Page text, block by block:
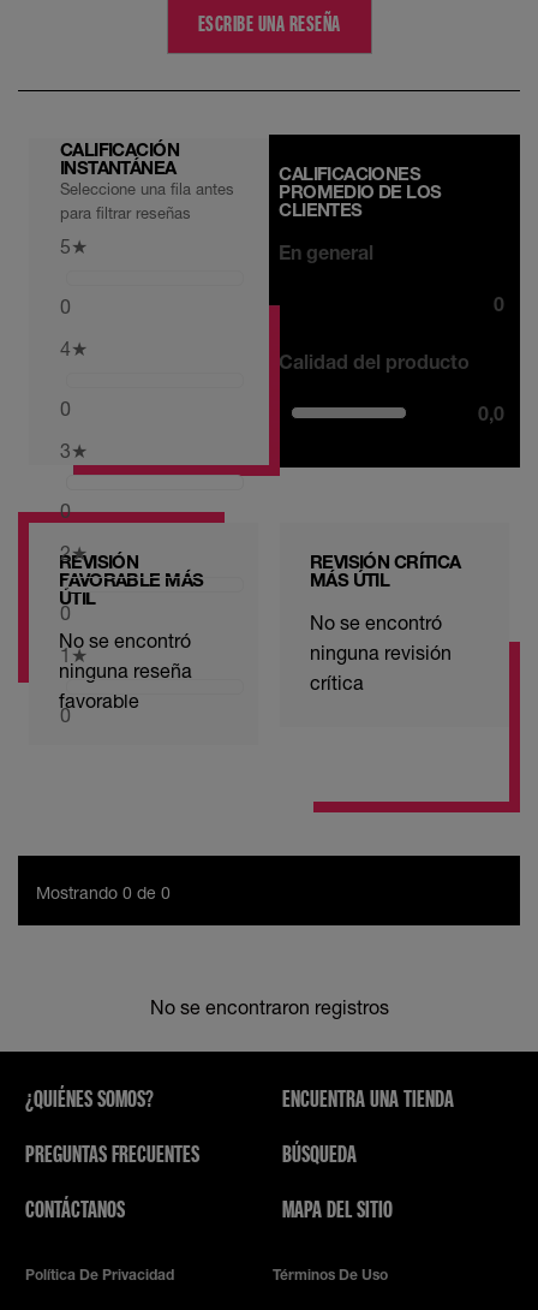
ESCRIBE UNA RESEÑA
CALIFICACIÓN
INSTANTÁNEA
Seleccione una fila antes
para filtrar reseñas
5★
0
4★
0
3★
0
2★
0
1★
0
CALIFICACIONES
PROMEDIO DE LOS
CLIENTES
En general
0
Calidad del producto
0,0
REVISIÓN
FAVORABLE MÁS
ÚTIL
No se encontró
ninguna reseña
favorable
REVISIÓN CRÍTICA
MÁS ÚTIL
No se encontró
ninguna revisión
crítica
Mostrando 0 de 0
No se encontraron registros
¿QUIÉNES SOMOS?
PREGUNTAS FRECUENTES
CONTÁCTANOS
ENCUENTRA UNA TIENDA
BÚSQUEDA
MAPA DEL SITIO
Política De Privacidad Términos De Uso